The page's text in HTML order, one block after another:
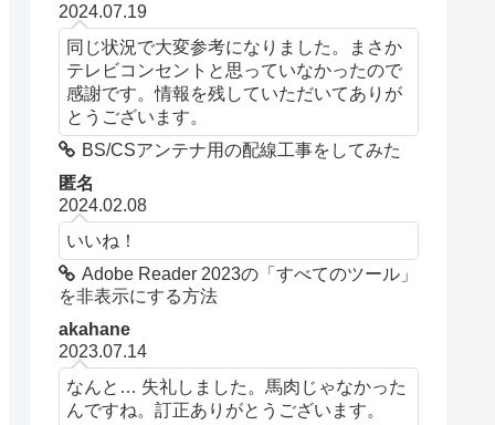
2024.07.19
同じ状況で大変参考になりました。まさか
テレビコンセントと思っていなかったので
感謝です。情報を残していただいてありが
とうございます。
BS/CSアンテナ用の配線工事をしてみた
匿名
2024.02.08
いいね！
Adobe Reader 2023の「すべてのツール」
を非表示にする方法
akahane
2023.07.14
なんと… 失礼しました。馬肉じゃなかった
んですね。訂正ありがとうございます。